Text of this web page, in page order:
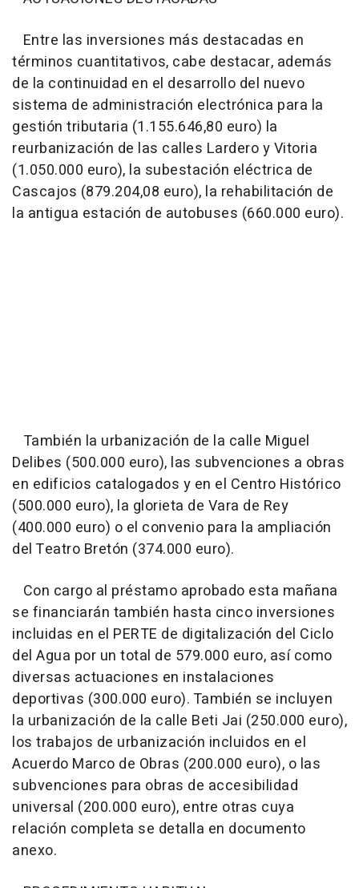
Entre las inversiones más destacadas en
términos cuantitativos, cabe destacar, además
de la continuidad en el desarrollo del nuevo
sistema de administración electrónica para la
gestión tributaria (1.155.646,80 euro) la
reurbanización de las calles Lardero y Vitoria
(1.050.000 euro), la subestación eléctrica de
Cascajos (879.204,08 euro), la rehabilitación de
la antigua estación de autobuses (660.000 euro).
También la urbanización de la calle Miguel
Delibes (500.000 euro), las subvenciones a obras
en edificios catalogados y en el Centro Histórico
(500.000 euro), la glorieta de Vara de Rey
(400.000 euro) o el convenio para la ampliación
del Teatro Bretón (374.000 euro).
Con cargo al préstamo aprobado esta mañana
se financiarán también hasta cinco inversiones
incluidas en el PERTE de digitalización del Ciclo
del Agua por un total de 579.000 euro, así como
diversas actuaciones en instalaciones
deportivas (300.000 euro). También se incluyen
la urbanización de la calle Beti Jai (250.000 euro),
los trabajos de urbanización incluidos en el
Acuerdo Marco de Obras (200.000 euro), o las
subvenciones para obras de accesibilidad
universal (200.000 euro), entre otras cuya
relación completa se detalla en documento
anexo.